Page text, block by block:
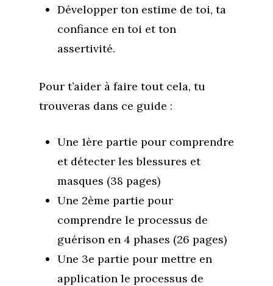
Développer ton estime de toi, ta
confiance en toi et ton
assertivité.
Pour t’aider à faire tout cela, tu
trouveras dans ce guide :
Une 1ère partie pour comprendre
et détecter les blessures et
masques (38 pages)
Une 2ème partie pour
comprendre le processus de
guérison en 4 phases (26 pages)
Une 3e partie pour mettre en
application le processus de